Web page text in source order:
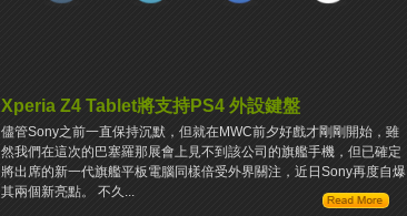
Xperia Z4 Tablet將支持PS4 外設鍵盤
儘管Sony之前一直保持沉默，但就在MWC前夕好戲才剛剛開始，雖
然我們在這次的巴塞羅那展會上見不到該公司的旗艦手機，但已確定
將出席的新一代旗艦平板電腦同樣倍受外界關注，近日Sony再度自爆
其兩個新亮點。 不久...